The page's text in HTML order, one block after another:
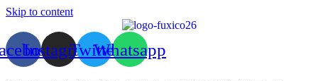
Skip to content
InstagramTwitterWhatsapp